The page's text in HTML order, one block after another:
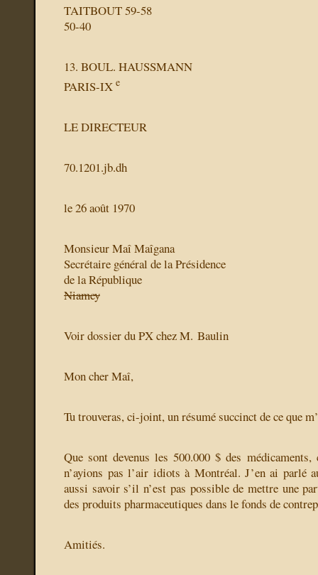
TAITBOUT 59-58
50-40
13. BOUL. HAUSSMANN
PARIS-IX e
LE DIRECTEUR
70.1201.jb.dh
le 26 août 1970
Monsieur Maî Maîgana
Secrétaire général de la Présidence
de la République
Niamey
Voir dossier du PX chez M. Baulin
Mon cher Maî,
Tu trouveras, ci-joint, un résumé succinct de ce que
Que sont devenus les 500.000 $ des
n’ayions pas l’air idiots à Montréal. J’en ai parlé
aussi savoir s’il n’est pas possible de mettre une
des produits pharmaceutiques dans le fonds de
Amitiés.